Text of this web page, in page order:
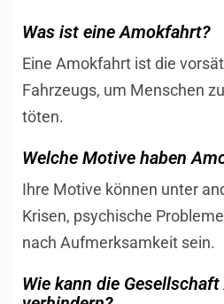
Was ist eine Amokfahrt?
Eine Amokfahrt ist die
Fahrzeugs, um Menschen
töten.
Welche Motive haben
Ihre Motive können unter
Krisen, psychische
nach Aufmerksamkeit sein.
Wie kann die